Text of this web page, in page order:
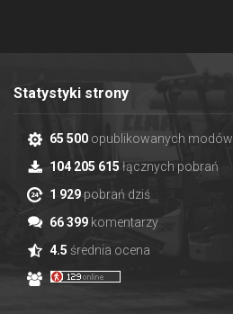
Statystyki strony
65 500 opublikowanych modów
104 205 615 łącznych pobrań
1 929 pobrań dziś
66 399 komentarzy
4.5 średnia ocena